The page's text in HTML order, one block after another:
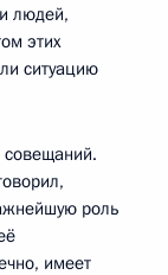
людей,
этих
ситуацию
роль
имеет